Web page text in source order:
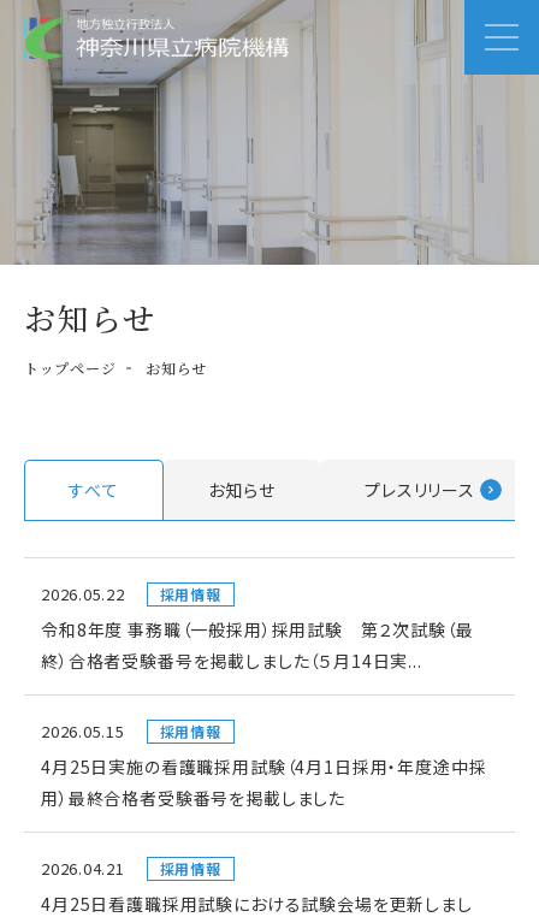
お知らせ
トップページ お知らせ
すべて お知らせ プレスリリース
2026.05.22 採用情報
令和8年度 事務職（一般採用）採用試験 第２次試験（最
終）合格者受験番号を掲載しました（５月14日実...
2026.05.15 採用情報
4月25日実施の看護職採用試験（4月1日採用・年度途中採
用）最終合格者受験番号を掲載しました
2026.04.21 採用情報
4月25日看護職採用試験における試験会場を更新しまし